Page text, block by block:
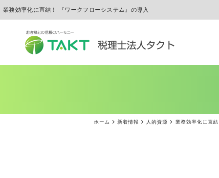
業務効率化に直結！ 『ワークフローシステム』の導入
ホーム 新着情報 人的資源 業務効率化に直